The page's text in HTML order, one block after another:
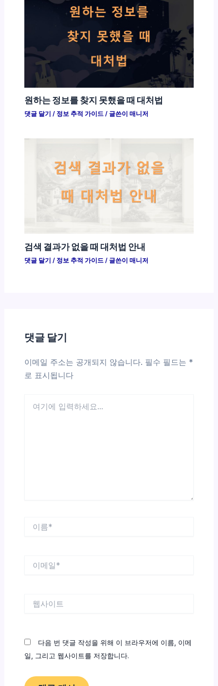
원하는 정보를 찾지 못했을 때 대처법
댓글 달기 / 정보 추적 가이드/ 글쓴이 매니저
검색 결과가 없을 때 대처법 안내
댓글 달기 / 정보 추적 가이드/ 글쓴이 매니저
댓글 달기
이메일 주소는 공개되지 않습니다. 필수 필드는 *
로 표시됩니다
다음 번 댓글 작성을 위해 이 브라우저에 이름, 이메
일, 그리고 웹사이트를 저장합니다.